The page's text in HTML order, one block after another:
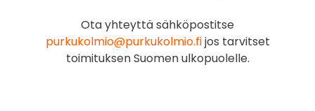
Ota yhteyttä sähköpostitse
purkukolmio@purkukolmio.fijos tarvitset
toimituksen Suomen ulkopuolelle.